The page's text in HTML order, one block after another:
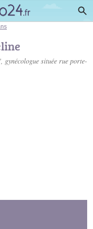
gynécologue située rue porte-